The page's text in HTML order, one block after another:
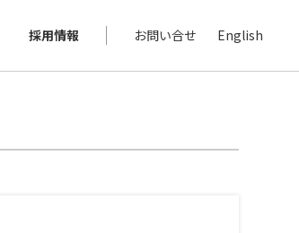
採用情報 お問い合せ English